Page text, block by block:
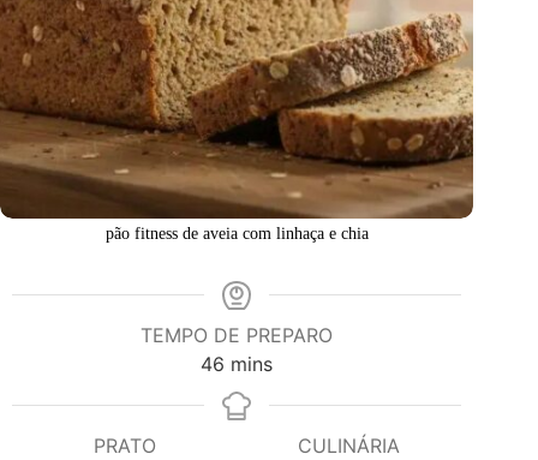
pão fitness de aveia com linhaça e chia
TEMPO DE PREPARO
46 minutes
mins
PRATO
CULINÁRIA